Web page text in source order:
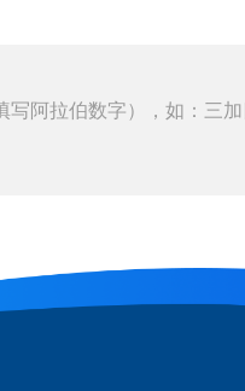
写阿拉伯数字），如：三